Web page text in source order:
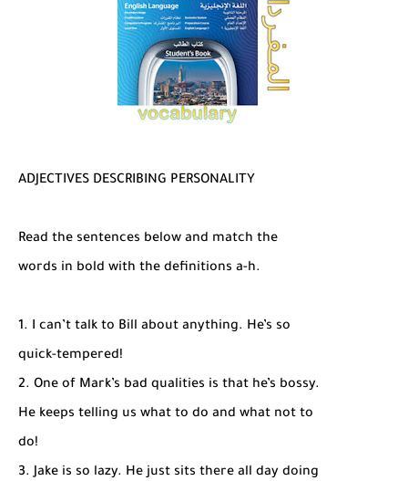
ADJECTIVES DESCRIBING PERSONALITY
Read the sentences below and match the
words in bold with the definitions a-h.
1. I can’t talk to Bill about anything. He’s so
quick-tempered!
2. One of Mark’s bad qualities is that he’s bossy.
He keeps telling us what to do and what not to
do!
3. Jake is so lazy. He just sits there all day doing